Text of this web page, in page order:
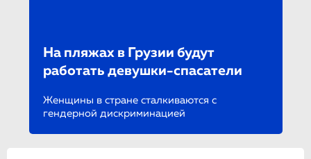
На пляжах в Грузии будут
работать девушки-спаса­те­ли
Женщины в стране сталкиваются с
гендерной дискриминацией